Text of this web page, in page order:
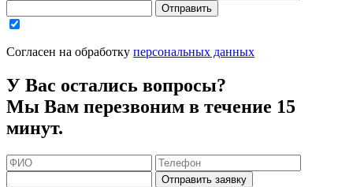
Отправить
Согласен на обработку персональных данных
У Вас остались вопросы?
Мы Вам перезвоним в течение 15
минут.
Отправить заявку